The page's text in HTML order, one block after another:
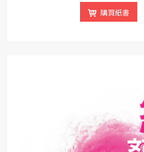
購買紙書